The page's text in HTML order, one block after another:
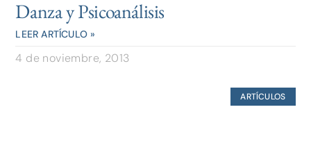
Danza y Psicoanálisis
LEER ARTÍCULO »
4 de noviembre, 2013
ARTÍCULOS